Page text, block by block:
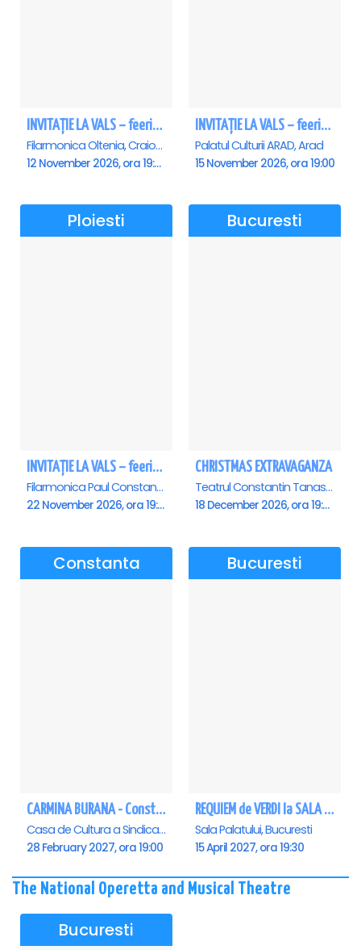
INVITAȚIE LA VALS – feerie de bal în paşi de dans - Craiova
Filarmonica Oltenia, Craiova
12 November 2026, ora 19:00
INVITAȚIE LA VALS – feerie de bal în paşi de dans - Arad
Palatul Culturii ARAD, Arad
15 November 2026, ora 19:00
Ploiesti
INVITAȚIE LA VALS – feerie de bal în paşi de dans - Ploiesti
Filarmonica Paul Constantinescu, Ploiesti
22 November 2026, ora 19:00
Bucuresti
CHRISTMAS EXTRAVAGANZA
Teatrul Constantin Tanase - Sala Savoy, Bucuresti
18 December 2026, ora 19:00
Constanta
CARMINA BURANA - Constanta
Casa de Cultura a Sindicatelor - Sala Mare, Constanta
28 February 2027, ora 19:00
Bucuresti
REQUIEM de VERDI la SALA PALATULUI
Sala Palatului, Bucuresti
15 April 2027, ora 19:30
The National Operetta and Musical Theatre
Bucuresti